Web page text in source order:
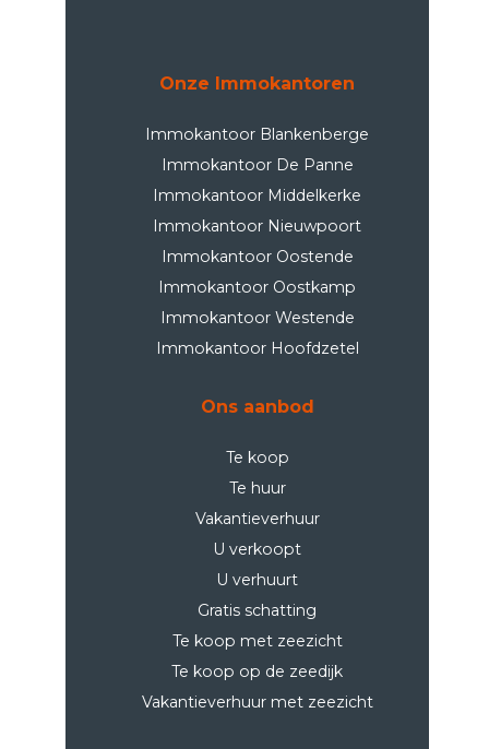
Onze Immokantoren
Immokantoor Blankenberge
Immokantoor De Panne
Immokantoor Middelkerke
Immokantoor Nieuwpoort
Immokantoor Oostende
Immokantoor Oostkamp
Immokantoor Westende
Immokantoor Hoofdzetel
Ons aanbod
Te koop
Te huur
Vakantieverhuur
U verkoopt
U verhuurt
Gratis schatting
Te koop met zeezicht
Te koop op de zeedijk
Vakantieverhuur met zeezicht